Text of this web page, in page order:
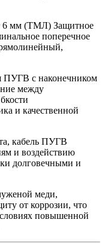
6 мм (ТМЛ) Защитное
поперечное
ПУГВ с наконечником
между
и качественной
кабель ПУГВ
и воздействию
долговечными и
меди,
от коррозии, что
повышенной